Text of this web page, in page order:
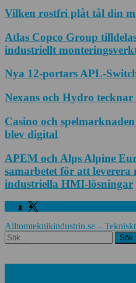
Vilken rostfri plåt tål din
Atlas Copco Group
industriellt
Nya 12-portars APL-
Nexans och Hydro
Casino och
blev digital
APEM och Alps Alpine
samarbetet för att leverera
industriella HMI-lösningar
Facebook
Twitter
Alltomteknikindustrin.se –
Search